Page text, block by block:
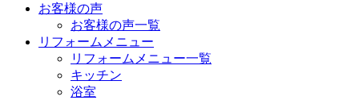
お客様の声
お客様の声一覧
リフォームメニュー
リフォームメニュー一覧
キッチン
浴室